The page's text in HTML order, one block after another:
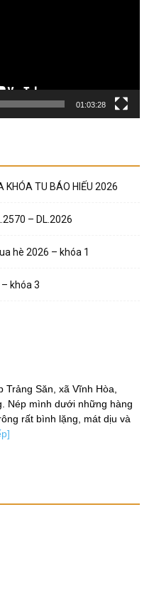
01:03:28
KHÓA TU BÁO HIẾU 2026
– DL.2026
hè 2026 – khóa 1
khóa 3
Săn, xã Vĩnh Hòa,
Nép mình dưới những hàng
rất bình lặng, mát dịu và